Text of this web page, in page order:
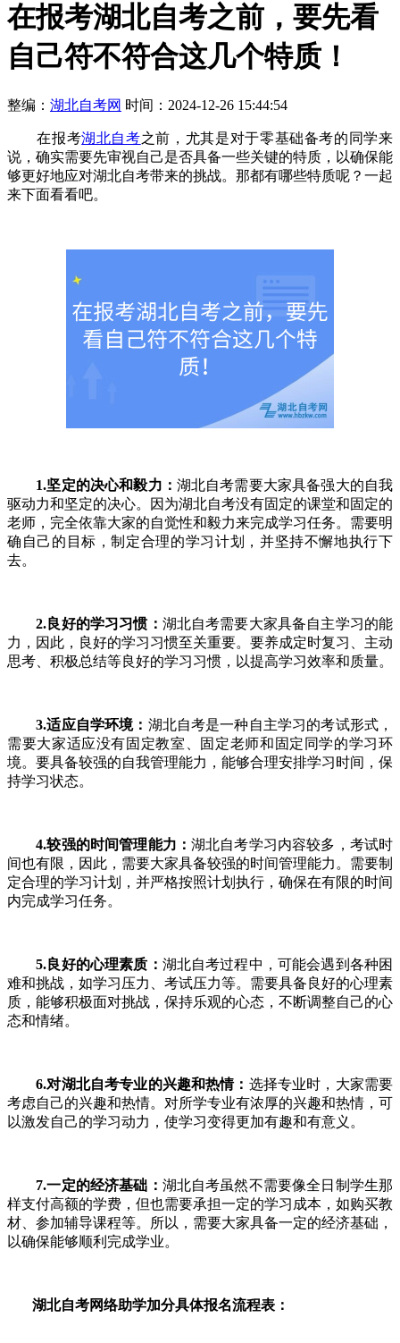
在报考湖北自考之前，要先看
自己符不符合这几个特质！
整编： 湖北自考网 时间：2024-12-26 15:44:54
在报考湖北自考之前，尤其是对于零基础备考的同学来
说，确实需要先审视自己是否具备一些关键的特质，以确保能
够更好地应对湖北自考带来的挑战。那都有哪些特质呢？一起
来下面看看吧。
1.坚定的决心和毅力： 湖北自考需要大家具备强大的自我
驱动力和坚定的决心。因为湖北自考没有固定的课堂和固定的
老师，完全依靠大家的自觉性和毅力来完成学习任务。需要明
确自己的目标，制定合理的学习计划，并坚持不懈地执行下
去。
2.良好的学习习惯： 湖北自考需要大家具备自主学习的能
力，因此，良好的学习习惯至关重要。要养成定时复习、主动
思考、积极总结等良好的学习习惯，以提高学习效率和质量。
3.适应自学环境： 湖北自考是一种自主学习的考试形式，
需要大家适应没有固定教室、固定老师和固定同学的学习环
境。要具备较强的自我管理能力，能够合理安排学习时间，保
持学习状态。
4.较强的时间管理能力：湖北自考学习内容较多，考试时
间也有限，因此，需要大家具备较强的时间管理能力。需要制
定合理的学习计划，并严格按照计划执行，确保在有限的时间
内完成学习任务。
5.良好的心理素质： 湖北自考过程中，可能会遇到各种困
难和挑战，如学习压力、考试压力等。需要具备良好的心理素
质，能够积极面对挑战，保持乐观的心态，不断调整自己的心
态和情绪。
6.对湖北自考专业的兴趣和热情： 选择专业时，大家需要
考虑自己的兴趣和热情。对所学专业有浓厚的兴趣和热情，可
以激发自己的学习动力，使学习变得更加有趣和有意义。
7.一定的经济基础： 湖北自考虽然不需要像全日制学生那
样支付高额的学费，但也需要承担一定的学习成本，如购买教
材、参加辅导课程等。所以，需要大家具备一定的经济基础，
以确保能够顺利完成学业。
湖北自考网络助学加分具体报名流程表：